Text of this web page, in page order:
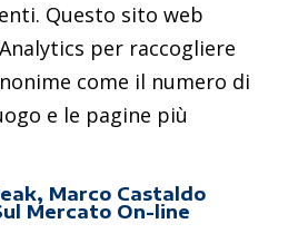
Questo sito web
per raccogliere
come il numero di
e le pagine più
Marco Castaldo
Mercato On-line